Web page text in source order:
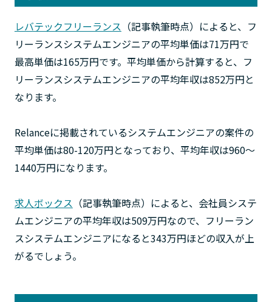
レバテックフリーランス （記事執筆時点）によると、フ
リーランスシステムエンジニアの平均単価は71万円で
最高単価は165万円です。平均単価から計算すると、フ
リーランスシステムエンジニアの平均年収は852万円と
なります。
Relanceに掲載されているシステムエンジニアの案件の
平均単価は80-120万円となっており、平均年収は960〜
1440万円になります。
求人ボックス （記事執筆時点）によると、会社員システ
ムエンジニアの平均年収は509万円なので、フリーラン
スシステムエンジニアになると343万円ほどの収入が上
がるでしょう。